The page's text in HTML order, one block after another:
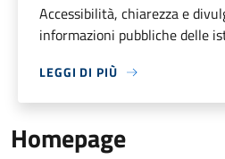
Accessibilità, chiarezza e
informazioni pubbliche delle
LEGGI DI PIÙ
Homepage